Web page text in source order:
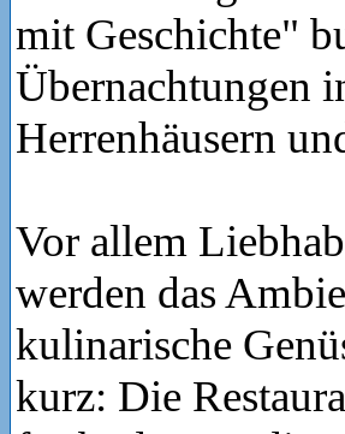
mit Geschichte"
Übernachtungen
Herrenhäusern
Vor allem
werden das
kulinarische
kurz: Die